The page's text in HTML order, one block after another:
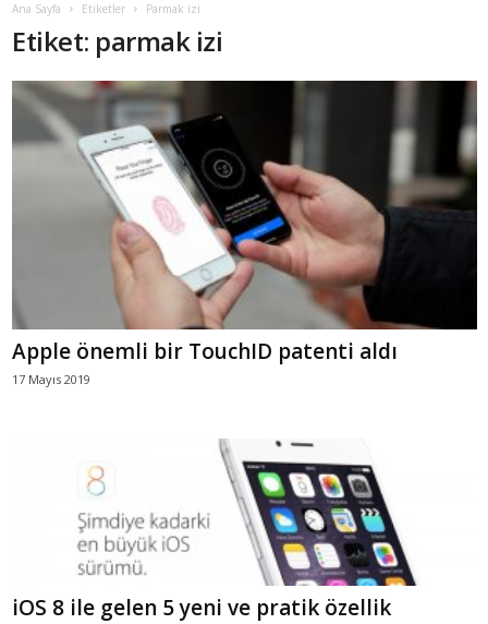
Ana Sayfa Etiketler Parmak izi
Etiket: parmak izi
Apple önemli bir TouchID patenti aldı
17 Mayıs 2019
iOS 8 ile gelen 5 yeni ve pratik özellik